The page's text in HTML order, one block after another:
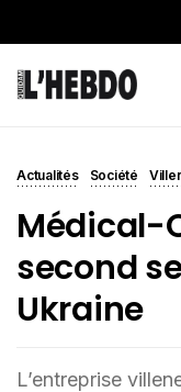
Actualités Société
Médical-
second
Ukraine
L’entreprise